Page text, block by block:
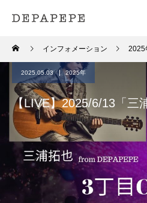
インフォメーション 2025
2025.05.03 2025年
【LIVE】2025/6/13「三